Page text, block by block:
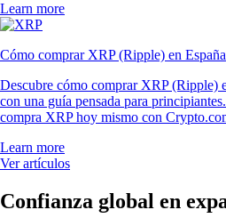
Learn more
Cómo comprar XRP (Ripple) en España
Descubre cómo comprar XRP (Ripple)
con una guía pensada para
compra XRP hoy mismo con
Learn more
Ver artículos
Confianza global en